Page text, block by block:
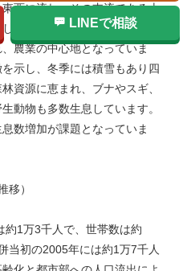
西に流れ、その支流である上
ています。これらの河川沿い
農業の中心地となっていま
示し、冬季には積雪もあり四
資源に恵まれ、ブナやスギ、
動物も多数生息しています。
数増加が課題となっていま
移）
約1万3千人で、世帯数は約
当初の2005年には約1万7千人
LINEで相談